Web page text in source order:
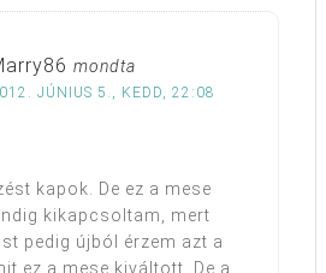
mondta
JÚNIUS 5., KEDD, 22:08
kapok. De ez a mese
kikapcsoltam, mert
pedig újból érzem azt a
ez a mese kiváltott. De a